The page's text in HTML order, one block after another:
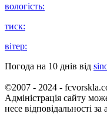
вологість:
тиск:
вітер:
Погода на 10 днів від
©2007 - 2024 -
Адміністрація сайту
несе відповідальності